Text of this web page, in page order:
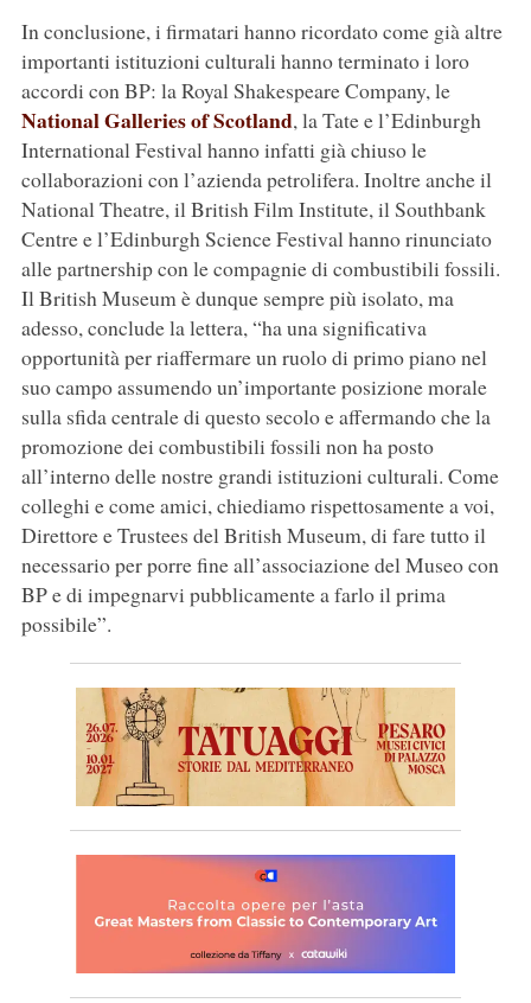
In conclusione, i firmatari hanno ricordato come già altre
importanti istituzioni culturali hanno terminato i loro
accordi con BP: la Royal Shakespeare Company, le
National Galleries of Scotland, la Tate e l’Edinburgh
International Festival hanno infatti già chiuso le
collaborazioni con l’azienda petrolifera. Inoltre anche il
National Theatre, il British Film Institute, il Southbank
Centre e l’Edinburgh Science Festival hanno rinunciato
alle partnership con le compagnie di combustibili fossili.
Il British Museum è dunque sempre più isolato, ma
adesso, conclude la lettera, “ha una significativa
opportunità per riaffermare un ruolo di primo piano nel
suo campo assumendo un’importante posizione morale
sulla sfida centrale di questo secolo e affermando che la
promozione dei combustibili fossili non ha posto
all’interno delle nostre grandi istituzioni culturali. Come
colleghi e come amici, chiediamo rispettosamente a voi,
Direttore e Trustees del British Museum, di fare tutto il
necessario per porre fine all’associazione del Museo con
BP e di impegnarvi pubblicamente a farlo il prima
possibile”.